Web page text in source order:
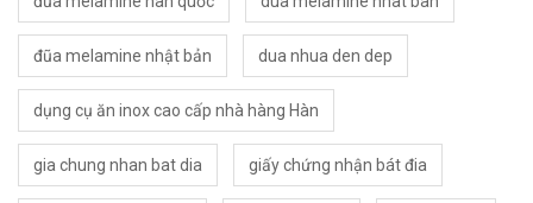
đũa melamine nhật bản dua nhua den dep
dụng cụ ăn inox cao cấp nhà hàng Hàn
gia chung nhan bat dia giấy chứng nhận bát đia